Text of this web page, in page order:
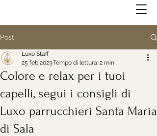
Post
Colore e relax per i tuoi
capelli, segui i consigli di
Luxo parrucchieri Santa Maria
di Sala
Luxo Staff
25 feb 2023Tempo di lettura: 2 min